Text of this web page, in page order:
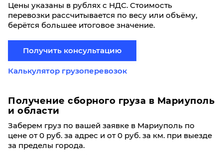
Цены указаны в рублях с НДС. Стоимость
перевозки рассчитывается по весу или объёму,
берётся большее итоговое значение.
Получить консультацию
Калькулятор грузоперевозок
Получение сборного груза в Мариуполь
и области
Заберем груз по вашей заявке в Мариуполь по
цене от 0 руб. за адрес и от 0 руб. за км. при выезде
за пределы города.